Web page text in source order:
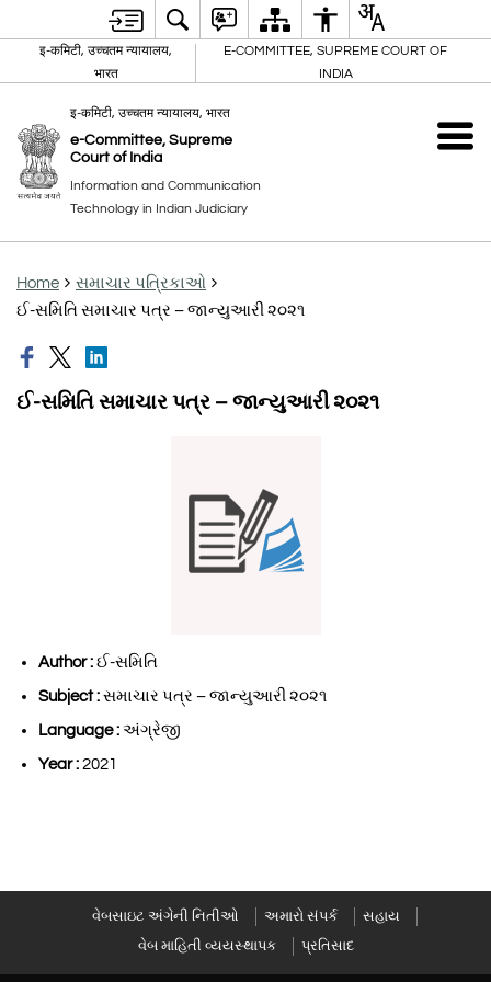
इ-कमिटी, उच्चतम न्यायालय,
भारत
E-COMMITTEE, SUPREME COURT OF
INDIA
इ-कमिटी, उच्चतम न्यायालय, भारत
e-Committee, Supreme
Court of India
Information and Communication
Technology in Indian Judiciary
Home
સમાચાર પત્રિકાઓ
ઈ-સમિતિ સમાચાર પત્ર – જાન્યુઆરી ૨૦૨૧
ઈ-સમિતિ સમાચાર પત્ર – જાન્યુઆરી ૨૦૨૧
Author : ઈ-સમિતિ
Subject : સમાચાર પત્ર – જાન્યુઆરી ૨૦૨૧
Language : અંગ્રેજી
Year : 2021
વેબસાઇટ અંગેની નિતીઓ અમારો સંપર્ક
સહાય
વેબ માહિતી વ્યયસ્થાપક
પ્રતિસાદ